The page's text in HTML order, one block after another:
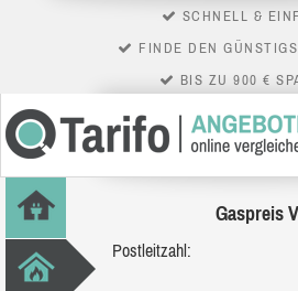
SCHNELL &
FINDE DEN
BIS ZU 900 €
Gaspreis
Postleitzahl: